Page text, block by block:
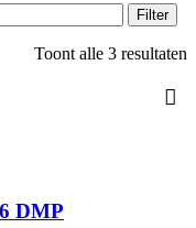
Filter
Toont alle 3 resultaten
DMP